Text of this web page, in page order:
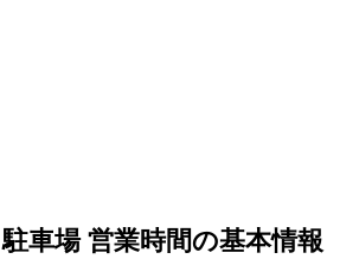
車場 営業時間の基本情報